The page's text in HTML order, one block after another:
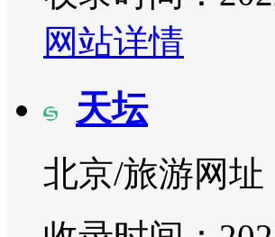
网站详情
天坛
北京/旅游网址